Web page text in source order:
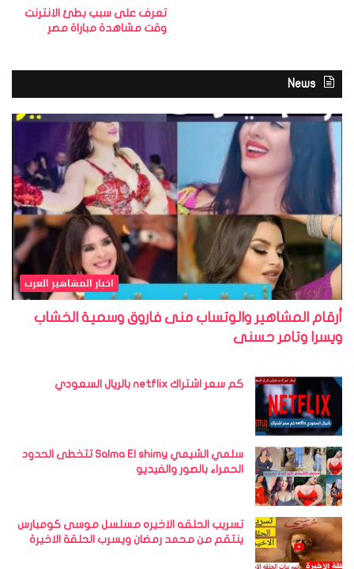
تعرف على سبب بطئ الانترنت
وقت مشاهدة مباراة مصر
News
اخبار المشاهير العرب
أرقام المشاهير والوتساب منى فاروق وسمية الخشاب
ويسرا وتامر حسنى
كم سعر اشتراك netflix بالريال السعودي
سلمي الشيمي Salma El shimy تتخطى الحدود
الحمراء بالصور والفيديو
تسريب الحلقه الاخيره مسلسل موسى كومبارس
ينتقم من محمد رمضان ويسرب الحلقة الاخيرة